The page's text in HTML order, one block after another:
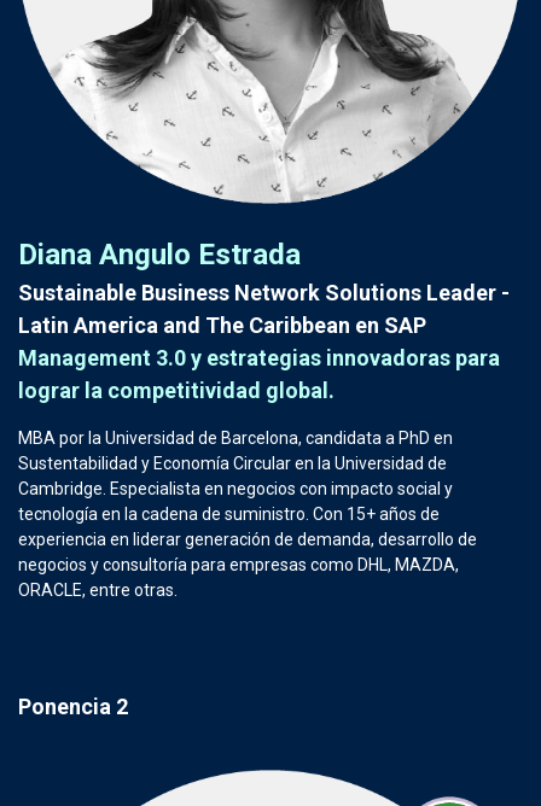
Diana Angulo Estrada
Sustainable Business Network Solutions Leader -
Latin America and The Caribbean en SAP
Management 3.0 y estrategias innovadoras para
lograr la competitividad global.
MBA por la Universidad de Barcelona, candidata a PhD en
Sustentabilidad y Economía Circular en la Universidad de
Cambridge. Especialista en negocios con impacto social y
tecnología en la cadena de suministro. Con 15+ años de
experiencia en liderar generación de demanda, desarrollo de
negocios y consultoría para empresas como DHL, MAZDA,
ORACLE, entre otras.
Ponencia 2